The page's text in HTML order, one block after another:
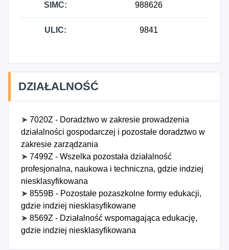
SIMC: 988626
ULIC: 9841
DZIAŁALNOŚĆ
➤ 7020Z - Doradztwo w zakresie prowadzenia
działalności gospodarczej i pozostałe doradztwo w
zakresie zarządzania
➤ 7499Z - Wszelka pozostała działalność
profesjonalna, naukowa i techniczna, gdzie indziej
niesklasyfikowana
➤ 8559B - Pozostałe pozaszkolne formy edukacji,
gdzie indziej niesklasyfikowane
➤ 8569Z - Działalność wspomagająca edukację,
gdzie indziej niesklasyfikowana